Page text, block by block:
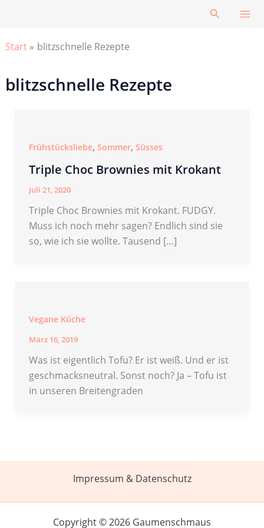
Suchen
Start blitzschnelle Rezepte
blitzschnelle Rezepte
Frühstücksliebe, Sommer, Süsses
Triple Choc Brownies mit Krokant
Juli 21, 2020
Triple Choc Brownies mit Krokant. FUDGY.
Muss ich noch mehr sagen? Endlich sind sie
so, wie ich sie wollte. Tausend […]
Vegane Küche
März 16, 2019
Was ist eigentlich Tofu? Er ist weiß. Und er ist
geschmacksneutral. Sonst noch? Ja – Tofu ist
in unseren Breitengraden
Impressum & Datenschutz
Copyright © 2026 Gaumenschmaus